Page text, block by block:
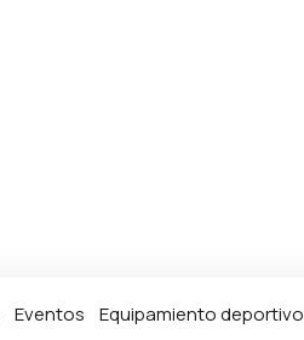
Eventos Equipamiento deportivo